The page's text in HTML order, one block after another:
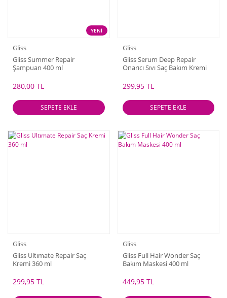
YENİ
Gliss
Gliss Summer Repair
Şampuan 400 ml
280,00 TL
SEPETE EKLE
Gliss
Gliss Serum Deep Repair
Onarıcı Sıvı Saç Bakım Kremi
299,95 TL
SEPETE EKLE
Gliss
Gliss Ultımate Repair Saç
Kremi 360 ml
299,95 TL
Gliss
Gliss Full Hair Wonder Saç
Bakım Maskesi 400 ml
449,95 TL